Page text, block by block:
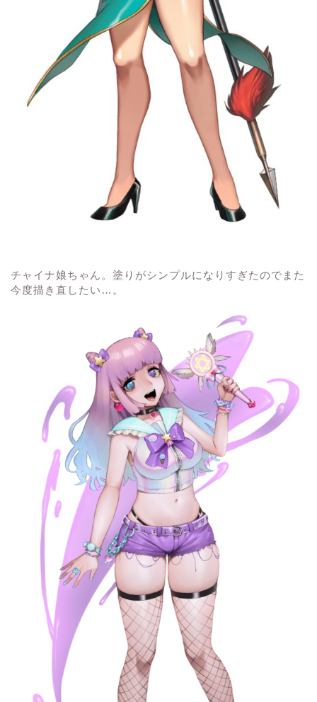
チャイナ娘ちゃん。塗りがシンプルになりすぎたのでまた
今度描き直したい…。